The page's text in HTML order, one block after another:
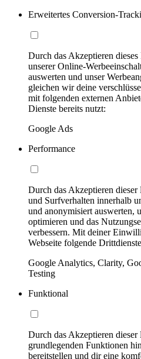
Erweitertes Conversion-
Durch das Akzeptieren
unserer Online-
auswerten und unser
gleichen wir deine
mit folgenden externen
Dienste bereits nutzt:
Google Ads
Performance
Durch das Akzeptieren
und Surfverhalten innerhalb
und anonymisiert auswerten,
optimieren und das
verbessern. Mit deiner
Webseite folgende
Google Analytics, Clarity,
Testing
Funktional
Durch das Akzeptieren
grundlegenden Funktionen
bereitstellen und dir eine